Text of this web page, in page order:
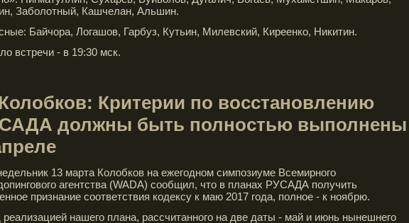
Заболотный, Кашчелан, Альшин.
Байчора, Логашов, Гарбуз, Кутьин, Милевский, Киреенко, Никитин.
встречи - в 19:30 мск.
Критерии по восстановлению
должны быть полностью выполнены
13 марта Колобков на ежегодном симпозиуме Всемирного
агентства (WADA) сообщил, что в планах РУСАДА получить
признание соответствия кодексу к маю 2017 года, полное - к ноябрю.
нашего плана, рассчитанного на две даты - май и июнь нынешнего